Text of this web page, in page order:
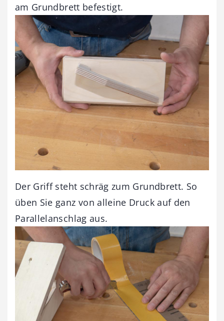
am Grundbrett befestigt.
Der Griff steht schräg zum Grundbrett. So
üben Sie ganz von alleine Druck auf den
Parallelanschlag aus.